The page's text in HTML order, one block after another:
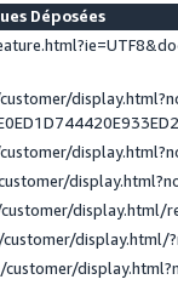
Déposées
display.html/
display.html/